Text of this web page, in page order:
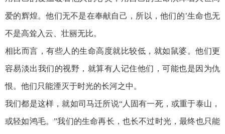
爱的辉煌。他们无不是在奉献自己，所以，他们的’生命也无
不是高耸入云、壮丽无比。
相比而言，有些人的生命高度就比较低，就如鼠婆。他们更
容易淡出我们的视野，就算有人记住他们，可能也是因为仇
恨。他们只能湮灭于时光的长河之中。
我们都是这样，就如司马迁所说“人固有一死，或重于泰山，
或轻如鸿毛。”我们的生命再长，也长不过时光，最终也只能